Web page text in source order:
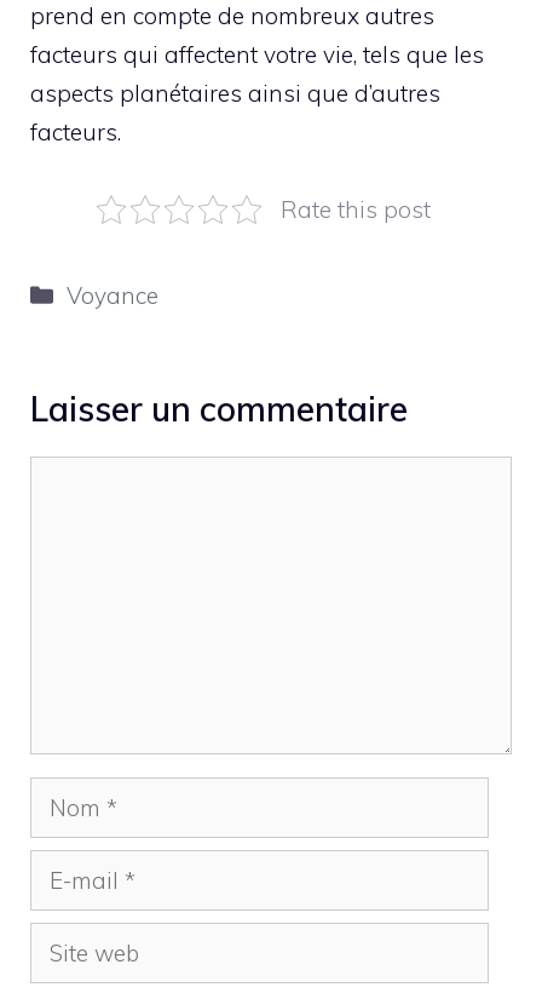
prend en compte de nombreux autres
facteurs qui affectent votre vie, tels que les
aspects planétaires ainsi que d’autres
facteurs.
Rate this post
Catégories
Voyance
Laisser un commentaire
Nom
mail
Site
web